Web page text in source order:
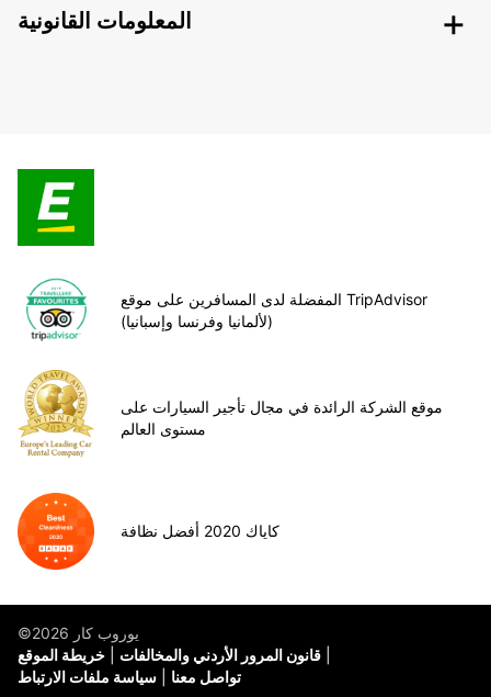
المعلومات القانونية
المفضلة لدى المسافرين على موقع TripAdvisor
(لألمانيا وفرنسا وإسبانيا)
موقع الشركة الرائدة في مجال تأجير السيارات على
مستوى العالم
كاياك 2020 أفضل نظافة
©يوروب كار 2026
خريطة الموقع
قانون المرور الأردني والمخالفات
سياسة ملفات الارتباط
تواصل معنا